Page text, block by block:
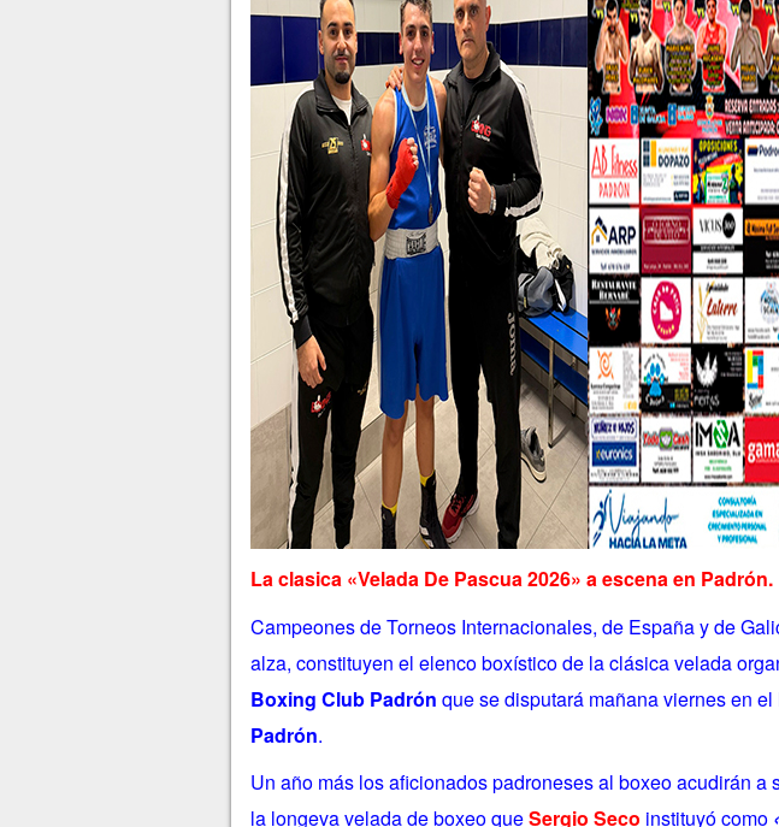
La clasica «Velada De Pascua 2026» a escena en Padrón.
Campeones de Torneos Internacionales, de España y de
alza, constituyen el elenco boxísticode la clásica velada
Boxing Club Padrón que se disputará mañana viernes en el
Padrón.
Un año máslos aficionados padroneses al boxeo acudirán a
la longeva velada de boxeo queSergio Seco instituyó como